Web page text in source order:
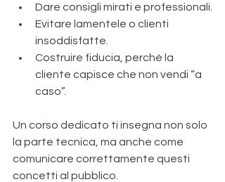
Dare consigli mirati e professionali.
Evitare lamentele o clienti
insoddisfatte.
Costruire fiducia, perché la
cliente capisce che non vendi “a
caso”.
Un corso dedicato ti insegna non solo
la parte tecnica, ma anche come
comunicare correttamente questi
concetti al pubblico.